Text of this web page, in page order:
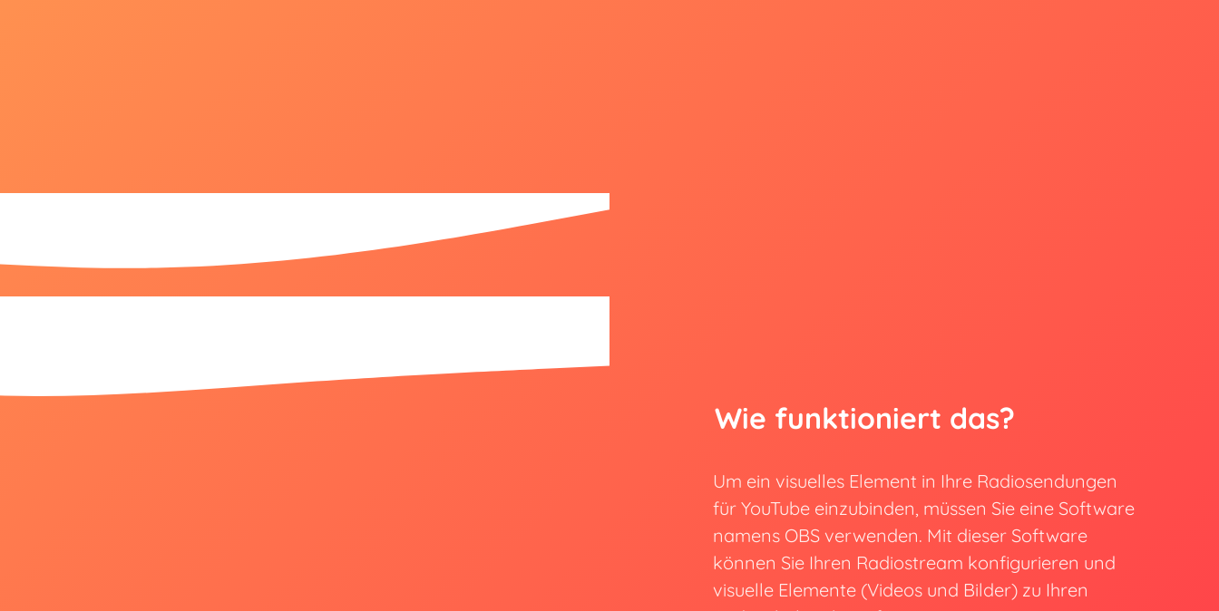
Wie funktioniert das?
Um ein visuelles Element in Ihre Radiosendungen
für YouTube einzubinden, müssen Sie eine Software
namens OBS verwenden. Mit dieser Software
können Sie Ihren Radiostream konfigurieren und
visuelle Elemente (Videos und Bilder) zu Ihren